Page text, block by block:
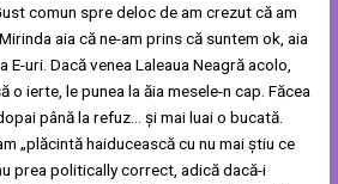
comun spre deloc de am crezut că am
aia că ne-am prins că suntem ok, aia
uri. Dacă venea Laleaua Neagră acolo,
o ierte, le punea la ăia mesele-n cap. Făcea
până la refuz… și mai luai o bucată.
„plăcintă haiducească cu nu mai știu ce
prea politically correct, adică dacă-i